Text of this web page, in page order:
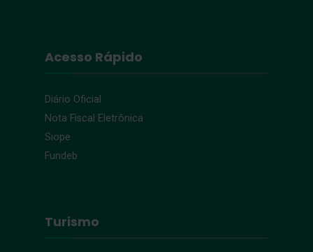
Acesso Rápido
Diário Oficial
Nota Fiscal Eletrônica
Siope
Fundeb
Turismo